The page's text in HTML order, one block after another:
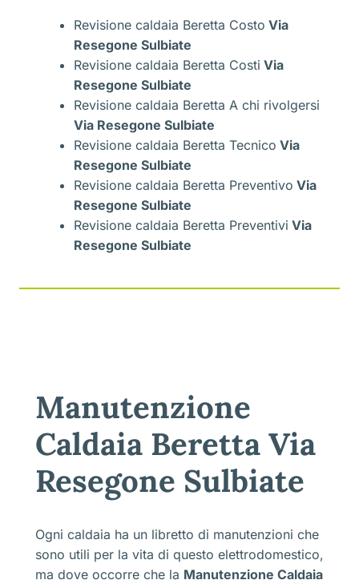
Revisione caldaia Beretta Costo Via
Resegone Sulbiate
Revisione caldaia Beretta Costi Via
Resegone Sulbiate
Revisione caldaia Beretta A chi rivolgersi
Via Resegone Sulbiate
Revisione caldaia Beretta Tecnico Via
Resegone Sulbiate
Revisione caldaia Beretta Preventivo Via
Resegone Sulbiate
Revisione caldaia Beretta Preventivi Via
Resegone Sulbiate
Manutenzione
Caldaia Beretta Via
Resegone Sulbiate
Ogni caldaia ha un libretto di manutenzioni che
sono utili per la vita di questo elettrodomestico,
ma dove occorre che la Manutenzione Caldaia